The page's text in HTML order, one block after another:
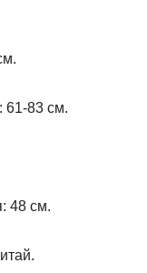
61-83 см.
48 см.